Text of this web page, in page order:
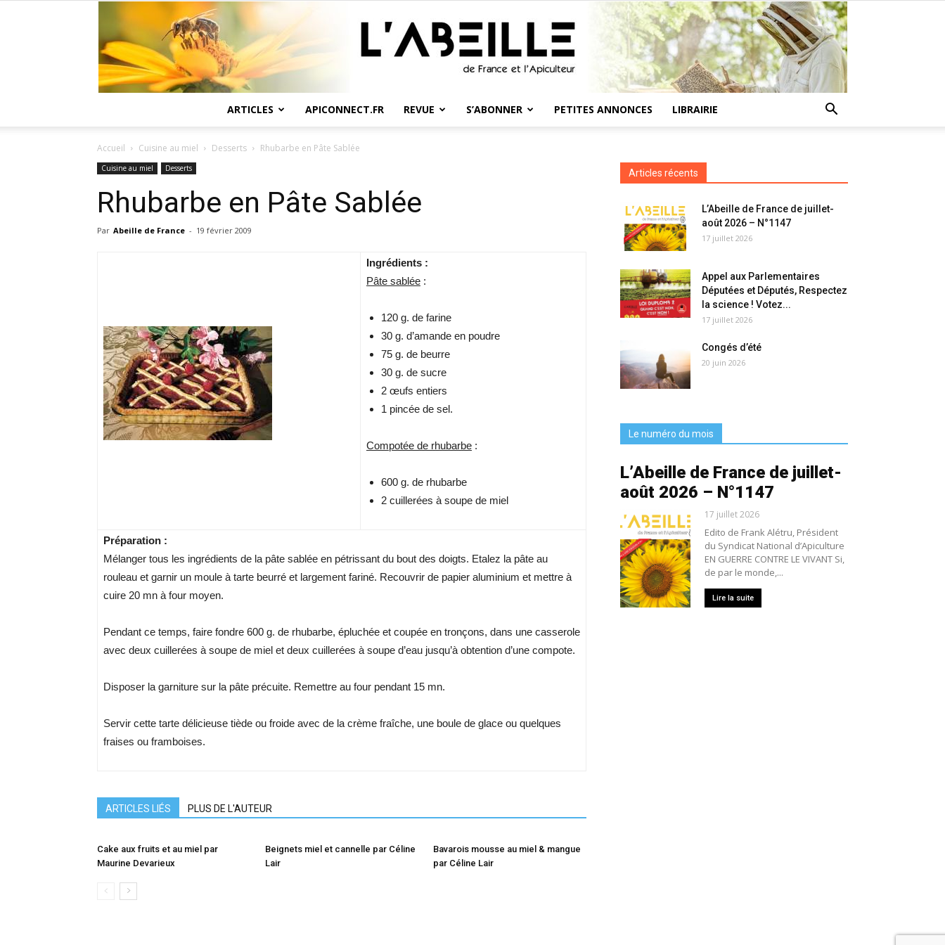
ARTICLES APICONNECT.FR REVUE S’ABONNER PETITES ANNONCES LIBRAIRIE
Accueil Cuisine au miel Desserts Rhubarbe en Pâte Sablée
Cuisine au miel Desserts
Rhubarbe en Pâte Sablée
Par Abeille de France - 19 février 2009
Ingrédients :
Pâte sablée :
120 g. de farine
30 g. d’amande en poudre
75 g. de beurre
30 g. de sucre
2 œufs entiers
1 pincée de sel.
Compotée de rhubarbe :
600 g. de rhubarbe
2 cuillerées à soupe de miel
Préparation :
Mélanger tous les ingrédients de la pâte sablée en pétrissant du bout des doigts. Etalez la pâte au
rouleau et garnir un moule à tarte beurré et largement fariné. Recouvrir de papier aluminium et mettre à
cuire 20 mn à four moyen.
Pendant ce temps, faire fondre 600 g. de rhubarbe, épluchée et coupée en tronçons, dans une casserole
avec deux cuillerées à soupe de miel et deux cuillerées à soupe d’eau jusqu’à obtention d’une compote.
Disposer la garniture sur la pâte précuite. Remettre au four pendant 15 mn.
Servir cette tarte délicieuse tiède ou froide avec de la crème fraîche, une boule de glace ou quelques
fraises ou framboises.
ARTICLES LIÉS PLUS DE L'AUTEUR
Cake aux fruits et au miel par
Maurine Devarieux
Beignets miel et cannelle par Céline
Lair
Bavarois mousse au miel & mangue
par Céline Lair
Articles récents
L’Abeille de France de juillet-
août 2026 – N°1147
17 juillet 2026
Appel aux Parlementaires
Députées et Députés, Respectez
la science ! Votez...
17 juillet 2026
Congés d’été
20 juin 2026
Le numéro du mois
L’Abeille de France de juillet-
août 2026 – N°1147
17 juillet 2026
Edito de Frank Alétru, Président
du Syndicat National d’Apiculture
EN GUERRE CONTRE LE VIVANT Si,
de par le monde,...
Lire la suite